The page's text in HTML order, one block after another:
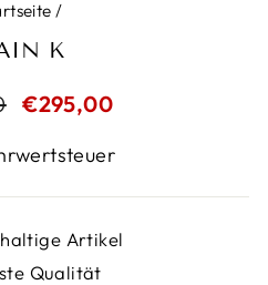
/
K
Sonderpreis
€295,00
Artikel
Qualität